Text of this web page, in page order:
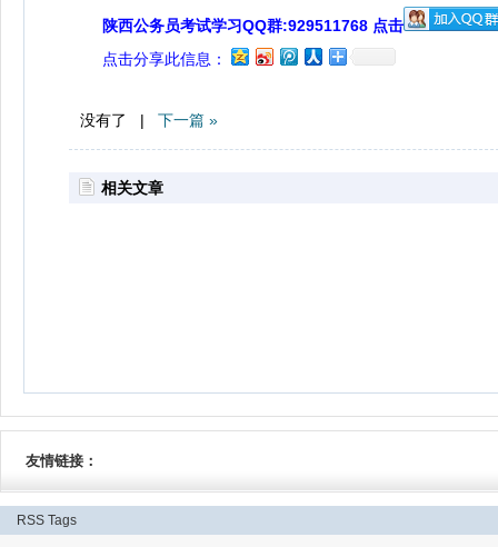
陕西公务员考试学习QQ群:929511768 点击
点击分享此信息：
没有了 | 下一篇 »
相关文章
友情链接：
RSS Tags